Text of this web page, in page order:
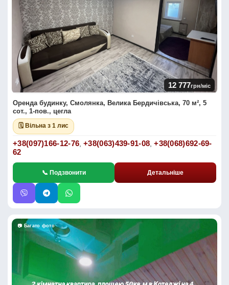
12 777грн/міс
Оренда будинку, Смолянка, Велика Бердичівська, 70 м², 5
сот., 1-пов., цегла
🗓 Вільна з 1 лис
+38(097)166-12-76,+38(063)439-91-08,+38(068)692-69-
62
📞 Подзвонити Детальніше
📷 Багато фото